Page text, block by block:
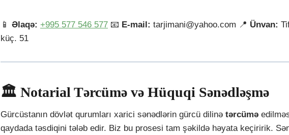
📱 Əlaqə: +995 577 546 577 📧 E-mail: tarjimani@yahoo.com 📍 Ünvan:
küç. 51
🏛️ Notarial Tərcümə və Hüquqi Sənədləşmə
Gürcüstanın dövlət qurumları xarici sənədlərin gürcü dilinə tərcümə
qaydada təsdiqini tələb edir. Biz bu prosesi tam şəkildə həyata keçiririk.